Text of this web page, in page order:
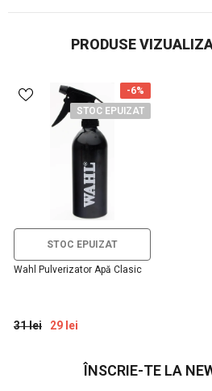
PRODUSE
-6%
STOC EPUIZAT
STOC EPUIZAT
Wahl Pulverizator Apă Clasic
31 lei 29 lei
ÎNSCRIE-TE LA